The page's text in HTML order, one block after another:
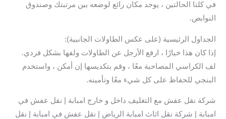
في كلتا الحالتين ، يوجد مكان رائع لوضعه بين مرتبتك وصندوق
النوابض.
الجداول الرئيسية (على عكس الطاولات الجانبية):
إذا كان هذا خيارًا ، ارفع الأرجل عن الطاولات ولفها بشكل فردي.
لف الكراسي المصاحبة معًا ، وقم بتكديسها إن أمكن ، واستخدم
البنجي للحفاظ على كل شيء معًا وتأمينه.
شركة نقل عفش مع التغليف داخل و خارج امبابة | نقل عفش في
امبابة | شركة نقل اثاث امبابة الرياض | نقل عفش في امبابة | نقل